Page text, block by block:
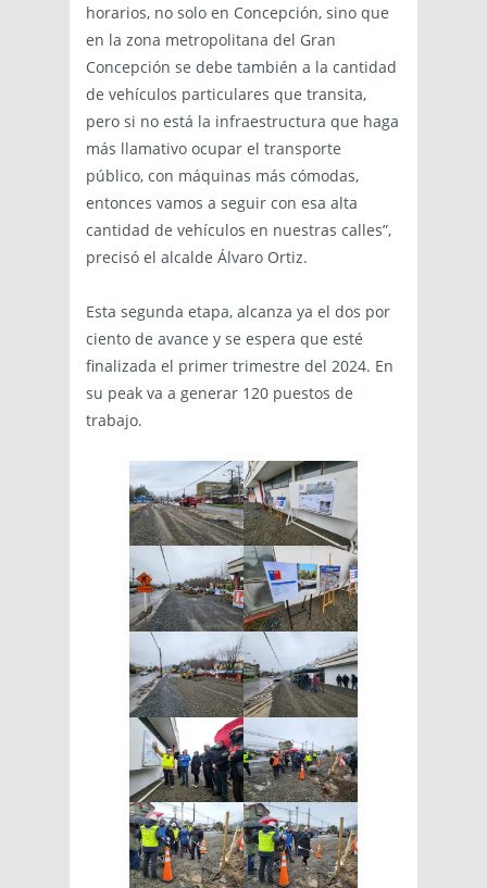
horarios, no solo en Concepción, sino que
en la zona metropolitana del Gran
Concepción se debe también a la cantidad
de vehículos particulares que transita,
pero si no está la infraestructura que haga
más llamativo ocupar el transporte
público, con máquinas más cómodas,
entonces vamos a seguir con esa alta
cantidad de vehículos en nuestras calles”,
precisó el alcalde Álvaro Ortiz.
Esta segunda etapa, alcanza ya el dos por
ciento de avance y se espera que esté
finalizada el primer trimestre del 2024. En
su peak va a generar 120 puestos de
trabajo.